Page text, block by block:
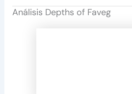
Análisis Depths of Faveg